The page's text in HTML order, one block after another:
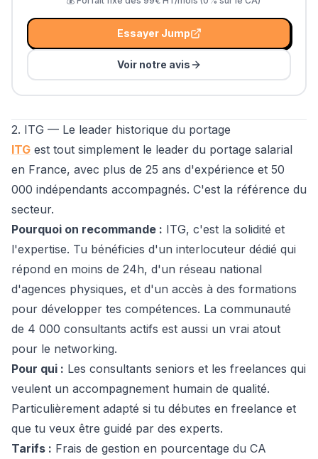
Essayer Jump
Voir notre avis
2. ITG — Le leader historique du portage
ITG est tout simplement le leader du portage salarial
en France, avec plus de 25 ans d'expérience et 50
000 indépendants accompagnés. C'est la référence du
secteur.
Pourquoi on recommande : ITG, c'est la solidité et
l'expertise. Tu bénéficies d'un interlocuteur dédié qui
répond en moins de 24h, d'un réseau national
d'agences physiques, et d'un accès à des formations
pour développer tes compétences. La communauté
de 4 000 consultants actifs est aussi un vrai atout
pour le networking.
Pour qui : Les consultants seniors et les freelances qui
veulent un accompagnement humain de qualité.
Particulièrement adapté si tu débutes en freelance et
que tu veux être guidé par des experts.
Tarifs : Frais de gestion en pourcentage du CA